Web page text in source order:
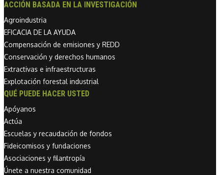
ACCIÓN BASADA EN LA INVESTIGACIÓN
Agroindustria
EFICACIA DE LA AYUDA
Compensación de emisiones y REDD
Conservación y derechos humanos
Extractivas e infraestructuras
Explotación forestal industrial
QUÉ PUEDE HACER USTED
Apóyanos
Actúa
Escuelas y recaudación de fondos
Fideicomisos y fundaciones
Asociaciones y filantropía
Únete a nuestra comunidad